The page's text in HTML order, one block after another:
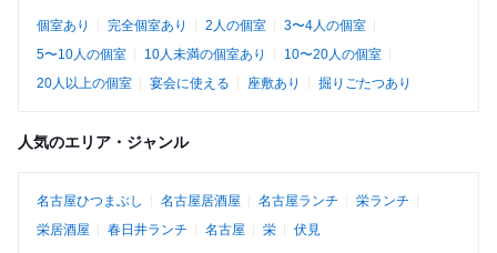
個室あり 完全個室あり 2人の個室
3〜4人の個室
5〜10人の個室
10人未満の個室あり
10〜20人の個室
20人以上の個室
宴会に使える 座敷あり 掘りごたつあり
人気のエリア・ジャンル
名古屋ひつまぶし 名古屋居酒屋 名古屋ランチ
栄ランチ
栄居酒屋
春日井ランチ 名古屋 栄 伏見